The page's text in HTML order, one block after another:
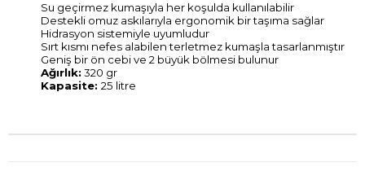
Su geçirmez kumaşıyla her koşulda kullanılabilir
Destekli omuz askılarıyla ergonomik bir taşıma sağlar
Hidrasyon sistemiyle uyumludur
Sırt kısmı nefes alabilen terletmez kumaşla tasarlanmıştır
Geniş bir ön cebi ve 2 büyük bölmesi bulunur
Ağırlık: 320 gr
Kapasite: 25 litre